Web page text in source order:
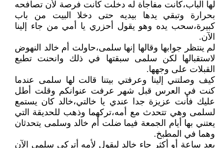
لها الباب،كانت مفاجأة له دخلت كانت فرصة لأن تصافحه
بحرارة وتبقي يدها بيديه حتى دخلا البيت من باب
كبيرة،سحب يده وهو يقول أحزري يا أمي من جاء إلينا
الآن.
لم ينتظر جوابها وقالها إنها سلمى،حاولت أم خالد النهوض
لاستقبالها لكن سلمى سبقتها في ذلك وانحنت تطبع
القبلات على وجهها.
كيف وصلتني إلينا وعرفتي بيتنا قالت لها سلمى عندما
كنت في العرس قبل شهر عرفت عنوانكم وقلت أطل
عليك فأنت عزيزة جدا عندي يا خالتي،خالد كان يستمع
لسلمى وهي تتحدث مع أمه،تركهما وذهب للحديقة التي
يعتني بها أيام الجمعة فيما ضلت أم خالد وسلمى يتحدثان
وهما في المطبخ.
بعد ساعة أو أكثر جاء خالد ليقول لأمه أتركي سلمى الآن